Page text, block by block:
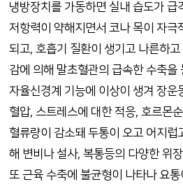
냉방장치를 가동하면 실내 습도가 급
저항력이 약해지면서 코나 목이 자극
되고, 호흡기 질환이 생기고 나른하
감에 의해 말초혈관의 급속한 수축을
자율신경계 기능에 이상이 생겨 장운
혈압, 스트레스에 대한 적응, 호르몬
혈류량이 감소돼 두통이 오고 어지럽
해 변비나 설사, 복통등의 다양한 위
또 근육 수축에 불균형이 나타나 요